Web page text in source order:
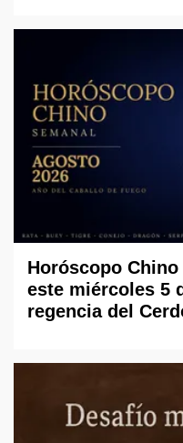
Horóscopo
este miércoles 5
regencia del